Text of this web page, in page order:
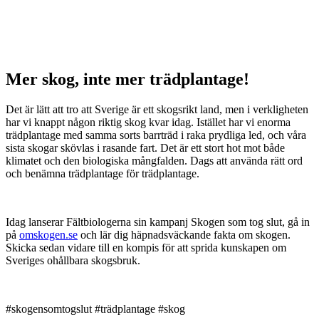
Mer skog, inte mer trädplantage!
Det är lätt att tro att Sverige är ett skogsrikt land, men i verkligheten
har vi knappt någon riktig skog kvar idag. Istället har vi enorma
trädplantage med samma sorts barrträd i raka prydliga led, och våra
sista skogar skövlas i rasande fart. Det är ett stort hot mot både
klimatet och den biologiska mångfalden. Dags att använda rätt ord
och benämna trädplantage för trädplantage.
Idag lanserar Fältbiologerna sin kampanj Skogen som tog slut, gå in
på omskogen.se och lär dig häpnadsväckande fakta om skogen.
Skicka sedan vidare till en kompis för att sprida kunskapen om
Sveriges ohållbara skogsbruk.
#skogensomtogslut #trädplantage #skog